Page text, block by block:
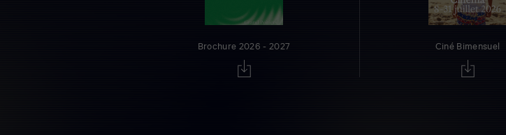
Brochure 2026 - 2027 Ciné Bimensuel